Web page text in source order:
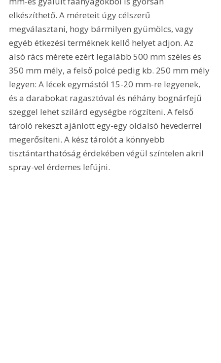
elkészíthető. A méreteit úgy célszerű
megválasztani, hogy bármilyen gyümölcs, vagy
egyéb étkezési terméknek kellő helyet adjon. Az
alsó rács mérete ezért legalább 500 mm széles és
350 mm mély, a felső polcé pedig kb. 250 mm mély
legyen: A lécek egymástól 15-20 mm-re legyenek,
és a darabokat ragasztóval és néhány bognárfejű
szeggel lehet szilárd egységbe rögzíteni. A felső
tároló rekeszt ajánlott egy-egy oldalsó hevederrel
megerősíteni. A kész tárolót a könnyebb
tisztántarthatóság érdekében végül színtelen akril
spray-vel érdemes lefújni.